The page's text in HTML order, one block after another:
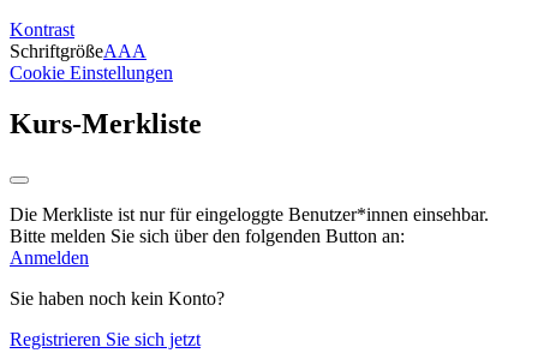
Kontrast
SchriftgrößeAAA
Cookie Einstellungen
Kurs-Merkliste
Die Merkliste ist nur für eingeloggte Benutzer*innen einsehbar.
Bitte melden Sie sich über den folgenden Button an:
Anmelden
Sie haben noch kein Konto?
Registrieren Sie sich jetzt